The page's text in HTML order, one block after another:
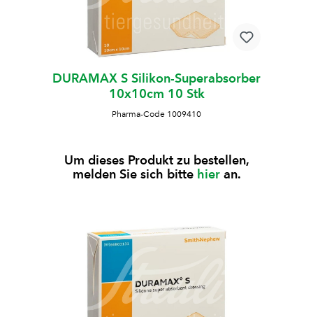
DURAMAX S Silikon-Superabsorber
10x10cm 10 Stk
Pharma-Code 1009410
Um dieses Produkt zu bestellen,
melden Sie sich bitte hieran.